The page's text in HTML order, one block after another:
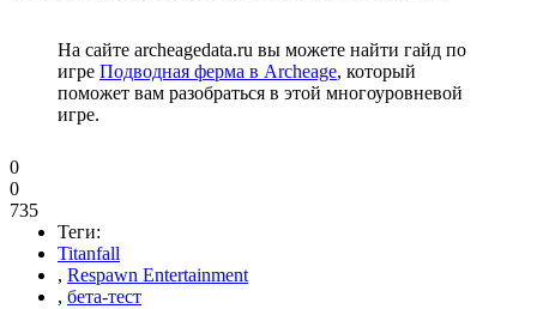
На сайте archeagedata.ru вы можете найти гайд по
игре Подводная ферма в Archeage, который
поможет вам разобраться в этой многоуровневой
игре.
0
0
735
Теги:
Titanfall
, Respawn Entertainment
, бета-тест